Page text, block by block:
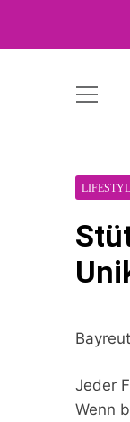
content
Jeder
Wenn